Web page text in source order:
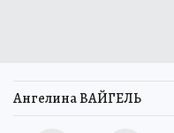
Ангелина ВАЙГЕЛЬ